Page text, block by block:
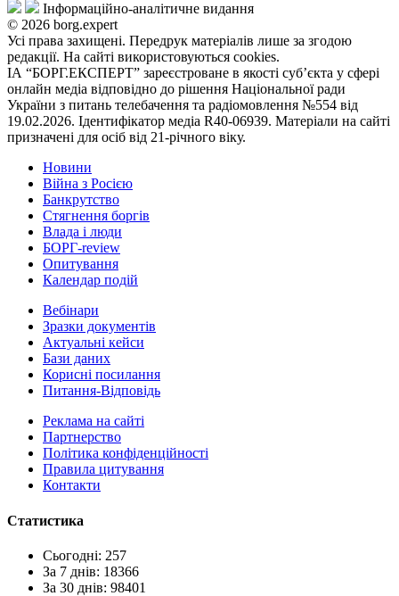
Інформаційно-аналітичне видання
© 2026 borg.expert
Усі права захищені. Передрук матеріалів лише за згодою
редакції. На сайті використовуються cookies.
ІА “БОРГ.ЕКСПЕРТ” зареєстроване в якості суб’єкта у сфері
онлайн медіа відповідно до рішення Національної ради
України з питань телебачення та радіомовлення №554 від
19.02.2026. Ідентифікатор медіа R40-06939. Матеріали на сайті
призначені для осіб від 21-річного віку.
Новини
Війна з Росією
Банкрутство
Стягнення боргiв
Влада i люди
БОРГ-review
Опитування
Календар подій
Вебінари
Зразки документів
Актуальні кейси
Бази даних
Корисні посилання
Питання-Відповідь
Реклама на сайтi
Партнерство
Політика конфіденційності
Правила цитування
Контакти
Статистика
Сьогодні: 257
За 7 днів: 18366
За 30 днів: 98401